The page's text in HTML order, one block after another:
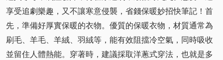
享受追劇樂趣，又不讓寒意侵襲，省錢保暖妙招快筆記！首
先，準備好厚實保暖的衣物。優質的保暖衣物，材質通常為
刷毛、羊毛、羊絨、羽絨等，能有效阻擋冷空氣，同時吸收
並留住人體熱能。穿著時，建議採取洋蔥式穿法，也就是多